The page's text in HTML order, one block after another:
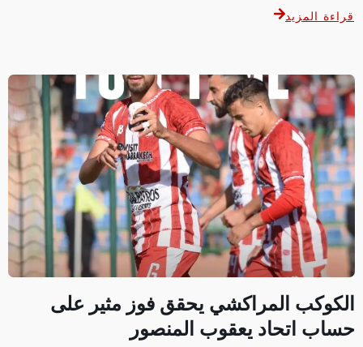
قراءة المزيد
الكوكب المراكشي يحقق فوز مثير على
حساب اتحاد يعقوب المنصور